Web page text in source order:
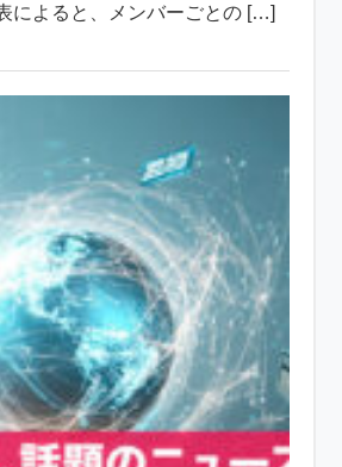
によると、メンバーごとの […]